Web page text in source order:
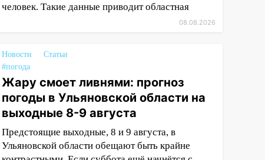
человек. Такие данные приводит областная
08.08.2026
Новости
Статьи
#погода
Жару смоет ливнями: прогноз
погоды в Ульяновской области на
выходные 8-9 августа
Предстоящие выходные, 8 и 9 августа, в
Ульяновской области обещают быть крайне